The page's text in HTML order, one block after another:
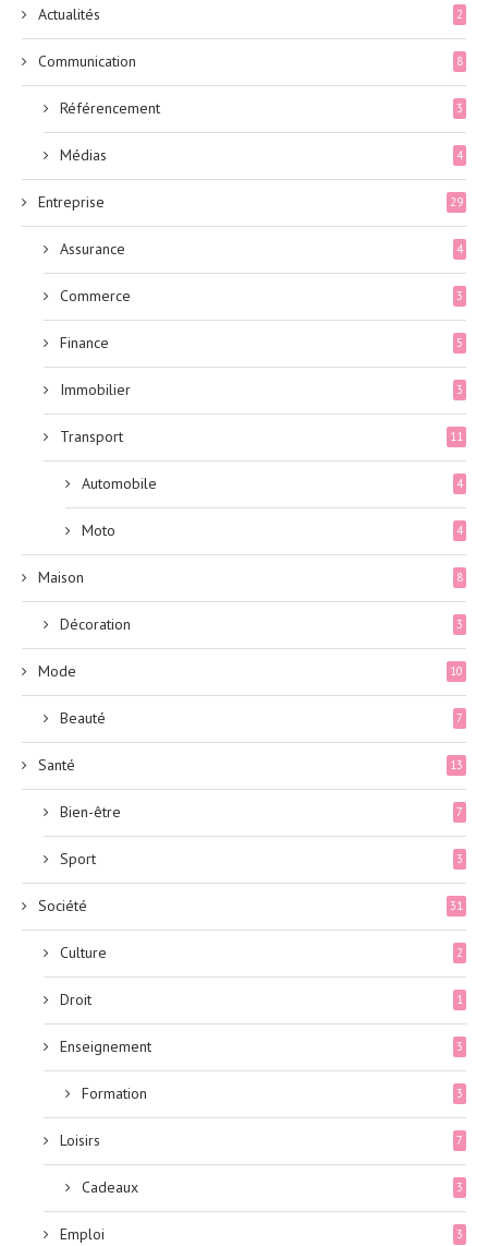
Actualités 2
Communication 8
Référencement 3
Médias 4
Entreprise 29
Assurance 4
Commerce 3
Finance 5
Immobilier 3
Transport 11
Automobile 4
Moto 4
Maison 8
Décoration 3
Mode 10
Beauté 7
Santé 13
Bien-être 7
Sport 3
Société 31
Culture 2
Droit 1
Enseignement 3
Formation 3
Loisirs 7
Cadeaux 3
Emploi 3